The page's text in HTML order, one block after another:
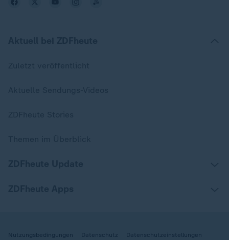
Nutzungsbedingungen Datenschutz Datenschutzeinstellungen